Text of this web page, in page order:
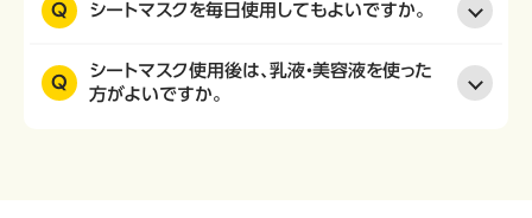
Q シートマスクを毎日使用してもよいですか。
Q
シートマスク使用後は、乳液・美容液を使った
方がよいですか。